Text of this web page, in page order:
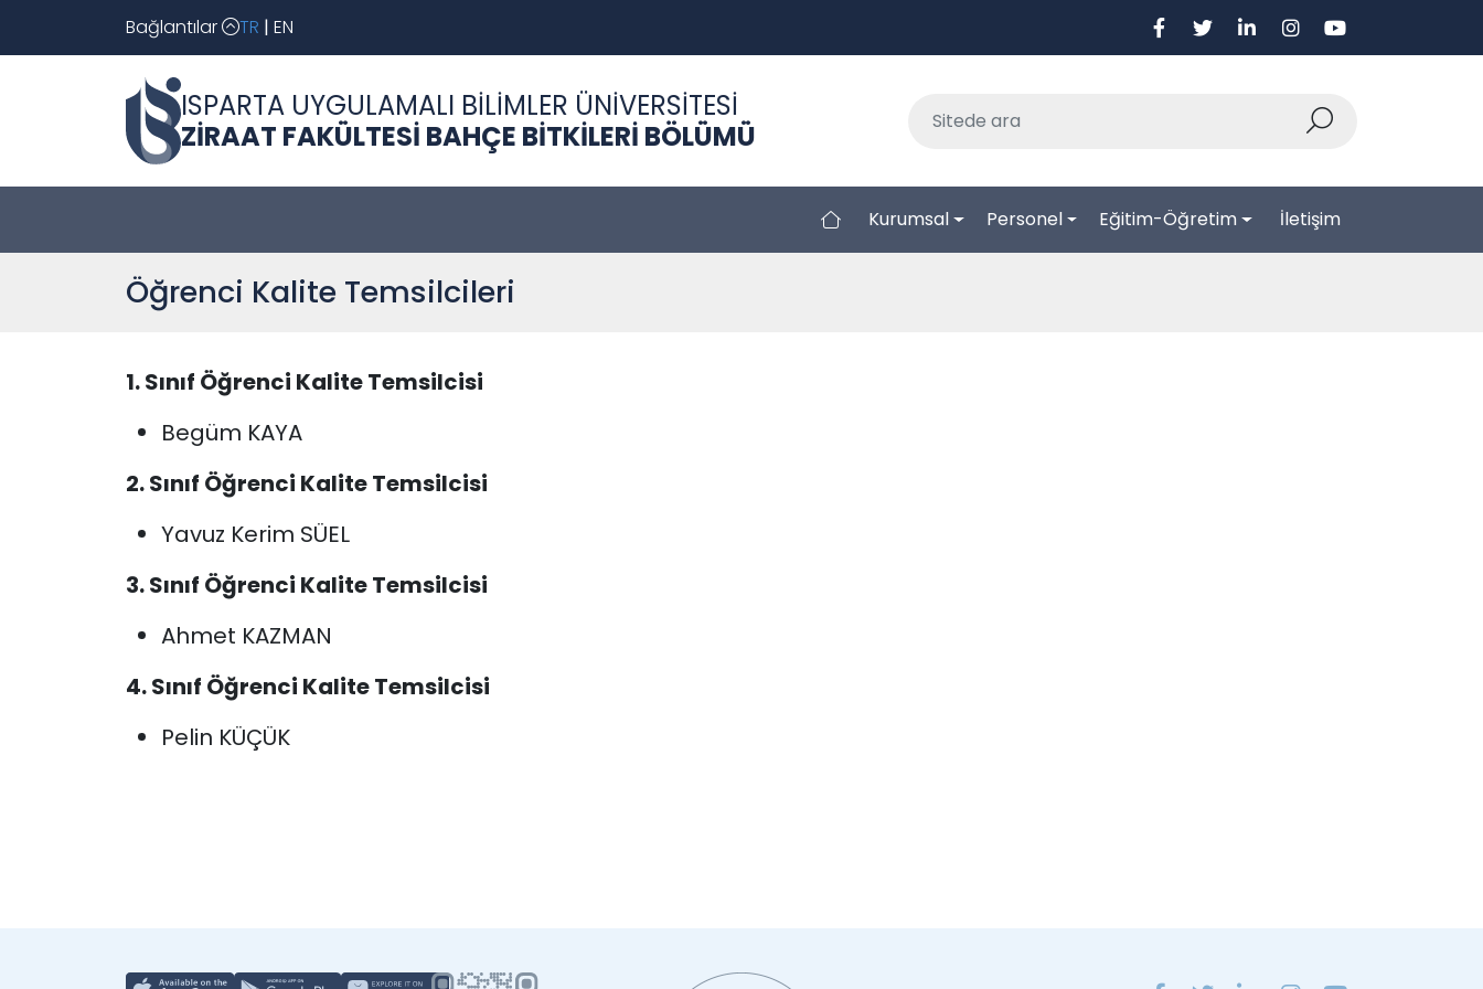
Bağlantılar TR | EN
ISPARTA UYGULAMALI BİLİMLER ÜNİVERSİTESİ
ZİRAAT FAKÜLTESİ BAHÇE BİTKİLERİ BÖLÜMÜ
Kurumsal Personel Eğitim-Öğretim İletişim
Öğrenci Kalite Temsilcileri
1. Sınıf Öğrenci Kalite Temsilcisi
Begüm KAYA
2. Sınıf Öğrenci Kalite Temsilcisi
Yavuz Kerim SÜEL
3. Sınıf Öğrenci KaliteTemsilcisi
Ahmet KAZMAN
4. Sınıf Öğrenci KaliteTemsilcisi
Pelin KÜÇÜK